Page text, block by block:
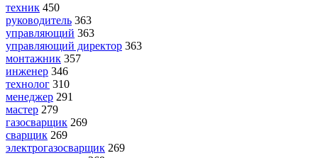
техник 450
руководитель 363
управляющий 363
управляющий директор 363
монтажник 357
инженер 346
технолог 310
менеджер 291
мастер 279
газосварщик 269
сварщик 269
электрогазосварщик 269